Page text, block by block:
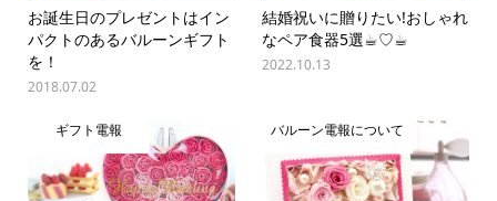
お誕生日のプレゼントはイン
パクトのあるバルーンギフト
を！
2018.07.02
結婚祝いに贈りたい!おしゃれ
なペア食器5選☕︎♡☕︎
2022.10.13
ギフト電報 バルーン電報について